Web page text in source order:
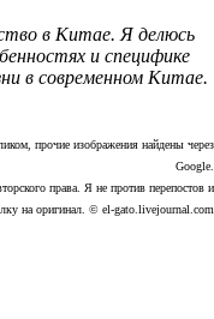
в Китае. Я делюсь
и специфике
в современном Китае.
прочие изображения найдены через
Google.
права. Я не против перепостов и
на оригинал. © el-gato.livejournal.com